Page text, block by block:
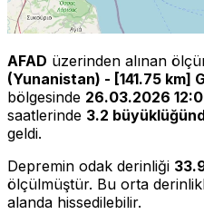
AFAD üzerinden alınan
(Yunanistan) - [141.75 km]
bölgesinde 26.03.2026
saatlerinde 3.2
geldi.
Depremin odak derinliği
ölçülmüştür. Bu orta
alanda hissedilebilir.